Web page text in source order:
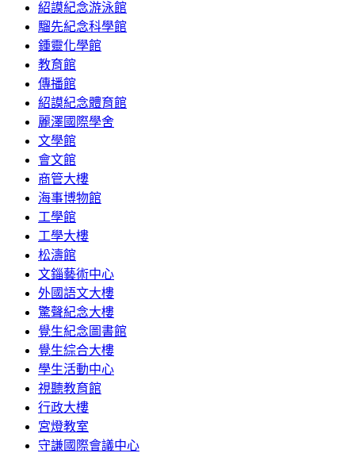
紹謨紀念游泳館
騮先紀念科學館
鍾靈化學館
教育館
傳播館
紹謨紀念體育館
麗澤國際學舍
文學館
會文館
商管大樓
海事博物館
工學館
工學大樓
松濤館
文錙藝術中心
外國語文大樓
驚聲紀念大樓
覺生紀念圖書館
覺生綜合大樓
學生活動中心
視聽教育館
行政大樓
宮燈教室
守謙國際會議中心